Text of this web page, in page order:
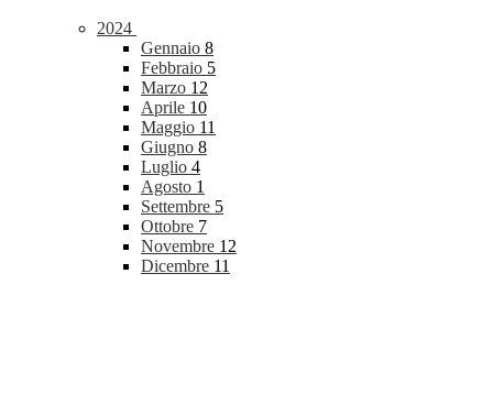
2024
Gennaio 8
Febbraio 5
Marzo 12
Aprile 10
Maggio 11
Giugno 8
Luglio 4
Agosto 1
Settembre 5
Ottobre 7
Novembre 12
Dicembre 11